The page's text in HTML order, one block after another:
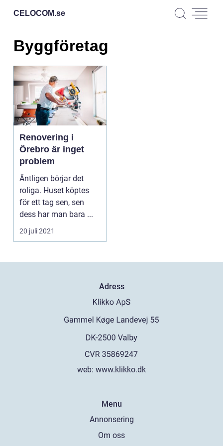
CELOCOM.se
Byggföretag
Renovering i
Örebro är inget
problem
Äntligen börjar det
roliga. Huset köptes
för ett tag sen, sen
dess har man bara ...
20 juli 2021
Adress
web: www.klikko.dk
Menu
Annonsering
Om oss